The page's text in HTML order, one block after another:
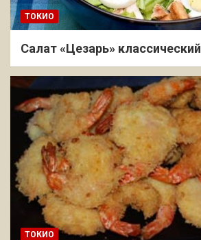
ТОКИО
Салат «Цезарь» классический
ТОКИО